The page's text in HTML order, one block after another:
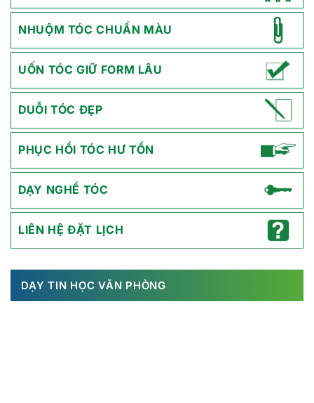
NHUỘM TÓC CHUẨN MÀU
UỐN TÓC GIỮ FORM LÂU
DUỖI TÓC ĐẸP
PHỤC HỒI TÓC HƯ TỔN
DẠY NGHỀ TÓC
LIÊN HỆ ĐẶT LỊCH
DẠY TIN HỌC VĂN PHÒNG